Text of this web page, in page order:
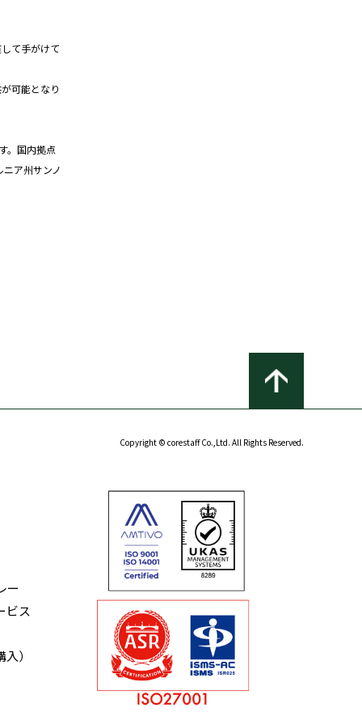
て手がけて
可能となり
。国内拠点
ア州サンノ
Copyright © corestaff Co.,Ltd. All Rights Reserved.
ー
ビス
）